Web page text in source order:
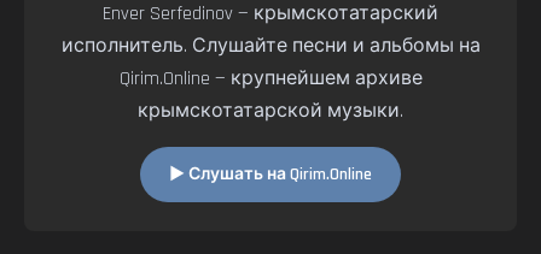
Enver Serfedinov — крымскотатарский
исполнитель. Слушайте песни и альбомы на
Qirim.Online — крупнейшем архиве
крымскотатарской музыки.
▶ Слушать на Qirim.Online